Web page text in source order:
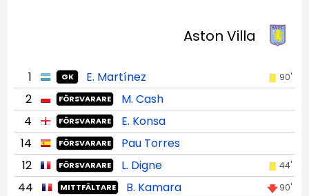
Aston Villa
1 GK E. Martínez 90'
2 FÖRSVARARE
M. Cash
4
FÖRSVARARE
E. Konsa
14
FÖRSVARARE
Pau Torres
12
FÖRSVARARE L. Digne 44'
44 MITTFÄLTARE B. Kamara 90'